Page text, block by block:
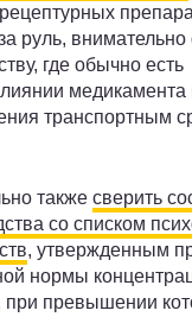
руль, внимательно
где обычно есть
медикамента
транспортным
также сверить
со списком
, утвержденным
нормы
при превышении